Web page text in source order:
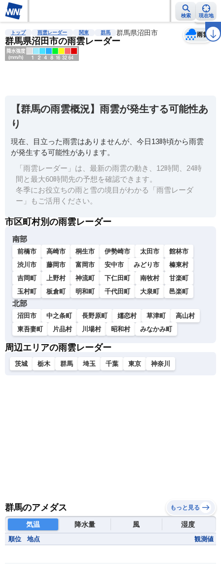
検索 現在地
雨雲レーダー 台風情報 地震情報 警報・注意報 2週間天気 ラ
トップ 雨雲レーダー 関東 群馬 群馬県沼田市
群馬県沼田市の雨雲レーダー
雨雲
天気 台風
【群馬の雨雲概況】雨雲が発生する可能性あ
り
現在、目立った雨雲はありませんが、今日13時頃から雨雲
が発生する可能性があります。
「雨雲レーダー」は、最新の雨雲の動き、12時間、24時
間と最大60時間先の予想を確認できます。
冬季にお役立ちの雨と雪の境目がわかる「雨雪レーダ
ー」もご活用ください。
市区町村別の雨雲レーダー
南部
前橋市 高崎市 桐生市 伊勢崎市 太田市
館林市
渋川市
藤岡市 富岡市 安中市 みどり市
榛東村
吉岡町
上野村 神流町 下仁田町 南牧村
甘楽町
玉村町
板倉町 明和町 千代田町 大泉町 邑楽町
北部
沼田市 中之条町 長野原町 嬬恋村 草津町
高山村
東吾妻町
片品村 川場村 昭和村 みなかみ町
周辺エリアの雨雲レーダー
茨城 栃木 群馬 埼玉 千葉 東京 神奈川
群馬のアメダス もっと見る
気温 降水量 風 湿度
順位 地点 観測値